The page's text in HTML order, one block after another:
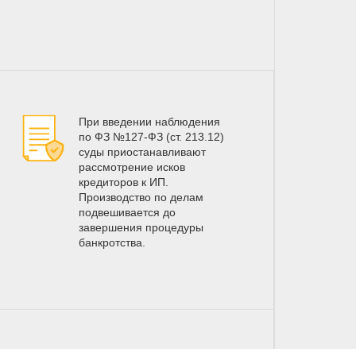
При введении наблюдения
по ФЗ №127-ФЗ (ст. 213.12)
суды приостанавливают
рассмотрение исков
кредиторов к ИП.
Производство по делам
подвешивается до
завершения процедуры
банкротства.